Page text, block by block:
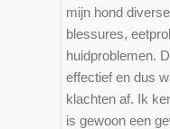
mijn hond
blessures,
huidproblemen.
effectief en dus
klachten af. Ik
is gewoon een